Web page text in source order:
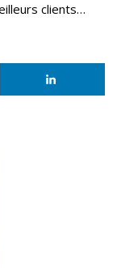
clients…